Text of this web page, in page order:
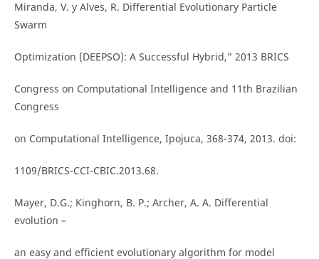
Miranda, V. y Alves, R. Differential Evolutionary Particle
Swarm
Optimization (DEEPSO): A Successful Hybrid," 2013 BRICS
Congress on Computational Intelligence and 11th Brazilian
Congress
on Computational Intelligence, Ipojuca, 368-374, 2013. doi:
1109/BRICS-CCI-CBIC.2013.68.
Mayer, D.G.; Kinghorn, B. P.; Archer, A. A. Differential
evolution –
an easy and efficient evolutionary algorithm for model